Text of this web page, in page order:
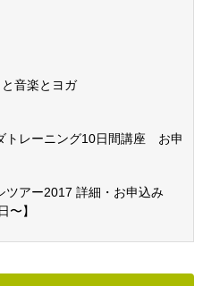
音楽とヨガ
トレーニング10日間講座 お申
ツアー2017 詳細・お申込み
〜】